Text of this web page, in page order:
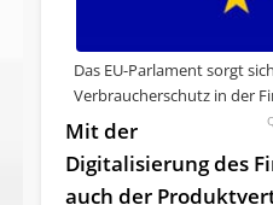
Das EU-Parlament sorgt
Verbraucherschutz in der
Mit der
Digitalisierung des
auch der